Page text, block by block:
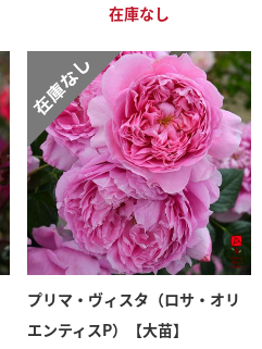
在庫なし
プリマ・ヴィスタ（ロサ・オリ
エンティスP）【大苗】